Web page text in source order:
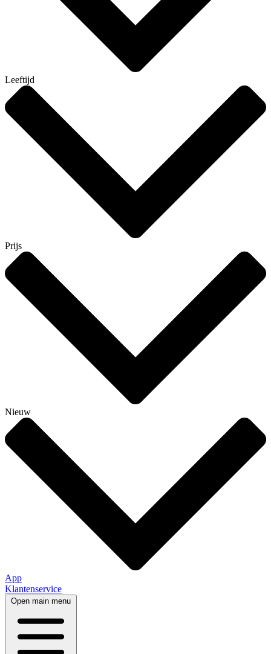
Leeftijd
Prijs
Nieuw
App
Klantenservice
Open main menu